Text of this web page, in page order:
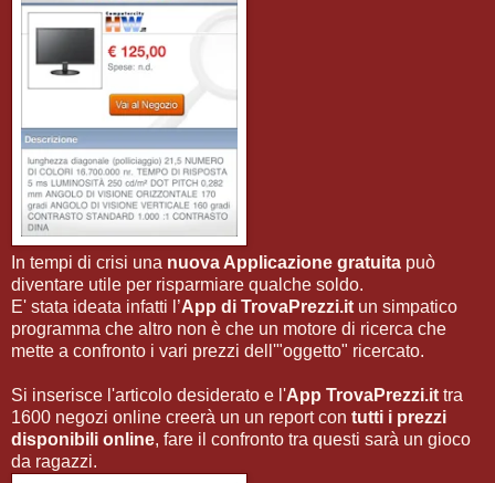
In tempi di crisi una nuova Applicazione gratuita può
diventare utile per risparmiare qualche soldo.
E' stata ideata infatti l’App di TrovaPrezzi.it un simpatico
programma che altro non è che un motore di ricerca che
mette a confronto i vari prezzi dell'"oggetto" ricercato.
Si inserisce l'articolo desiderato e l'App TrovaPrezzi.it tra
1600 negozi online creerà un un report con tutti i prezzi
disponibili online, fare il confronto tra questi sarà un gioco
da ragazzi.